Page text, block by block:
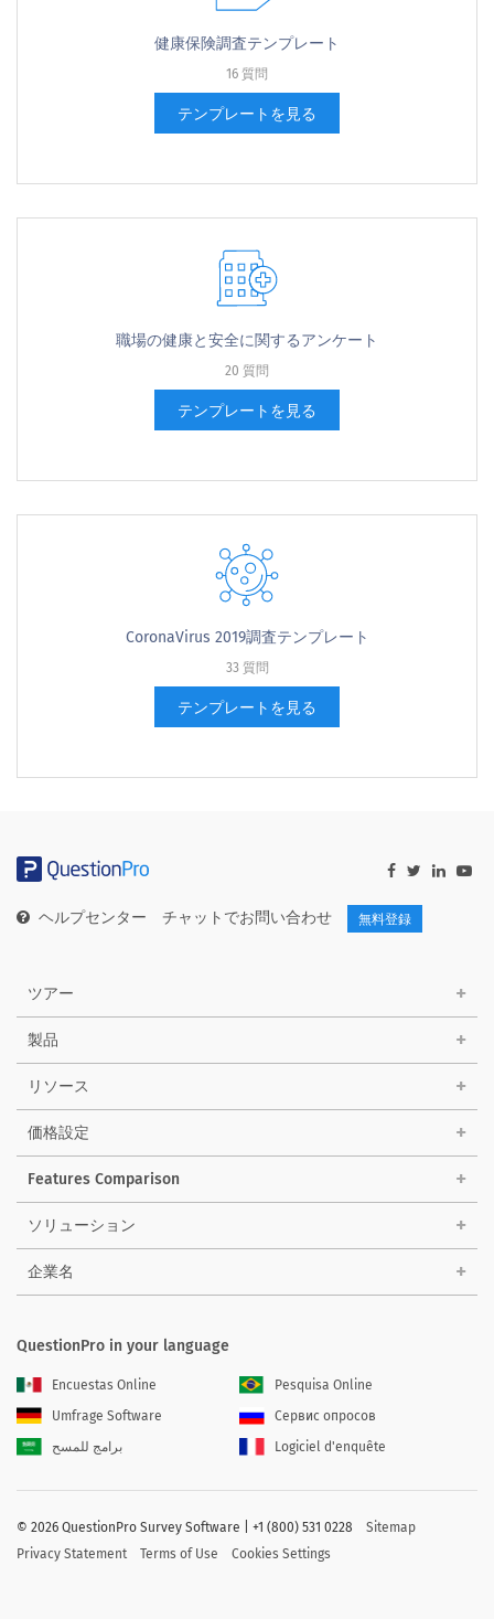
健康保険調査テンプレート
16 質問
テンプレートを見る
職場の健康と安全に関するアンケート
20 質問
テンプレートを見る
CoronaVirus 2019調査テンプレート
33 質問
テンプレートを見る
ヘルプセンター チャットでお問い合わせ 無料登録
ツアー
製品
リソース
価格設定
Features Comparison
ソリューション
企業名
QuestionPro in your language
Encuestas Online
Pesquisa Online
Umfrage Software
Сервис опросов
برامج للمسح
Logiciel d'enquête
© 2026 QuestionPro Survey Software | +1 (800) 531 0228
Sitemap
Privacy Statement
Terms of Use Cookies Settings